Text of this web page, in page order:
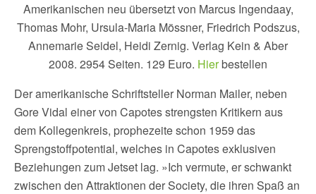
Amerikanischen neu übersetzt von Marcus Ingendaay,
Thomas Mohr, Ursula-Maria Mössner, Friedrich Podszus,
Annemarie Seidel, Heidi Zernig. Verlag Kein & Aber
2008. 2954 Seiten. 129 Euro. Hierbestellen
Der amerikanische Schriftsteller Norman Mailer, neben
Gore Vidal einer von Capotes strengsten Kritikern aus
dem Kollegenkreis, prophezeite schon 1959 das
Sprengstoffpotential, welches in Capotes exklusiven
Beziehungen zum Jetset lag. »Ich vermute, er schwankt
zwischen den Attraktionen der Society, die ihren Spaß an